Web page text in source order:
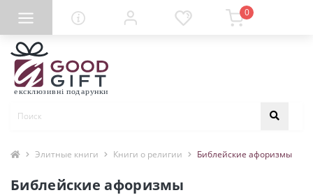
0
Элитные книги Книги о религии Библейские афоризмы
Библейские афоризмы